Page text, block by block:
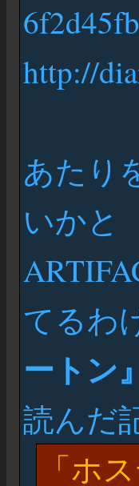
http://
あたり
いかと
てるわ
ートン
読んだ
ホ